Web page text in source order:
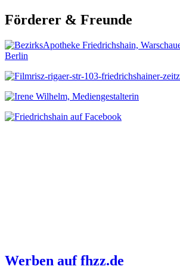
Förderer & Freunde
Werben auf fhzz.de